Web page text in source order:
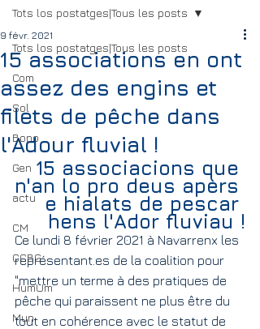
Tots los postatges|Tous les posts
Com
Sol
Bono
Gen
actu
CM
CCBG
HumUm
Mun
Tots los postatges|Tous les posts
15 associations en ont
assez des engins et
filets de pêche dans
l'Adour fluvial !
9 févr. 2021
15 associacions que
n'an lo pro deus apèrs
e hialats de pescar
hens l'Ador fluviau !
Ce lundi 8 février 2021 à Navarrenx les
représentant.es de la coalition pour
"mettre un terme à des pratiques de
pêche qui paraissent ne plus être du
tout en cohérence avec le statut de